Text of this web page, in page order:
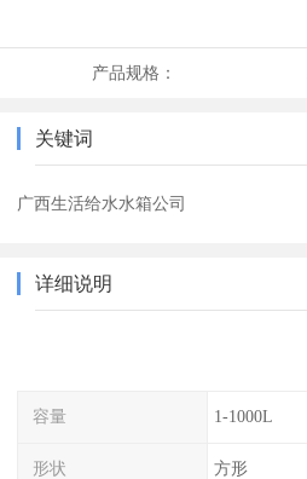
产品规格：
关键词
广西生活给水水箱公司
详细说明
容量 1-1000L
形状 方形